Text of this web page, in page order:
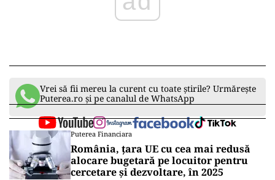
Vrei să fii mereu la curent cu toate știrile? Urmărește
Puterea.ro și pe canalul de WhatsApp
Puterea Financiara
România, țara UE cu cea mai redusă
alocare bugetară pe locuitor pentru
cercetare și dezvoltare, în 2025